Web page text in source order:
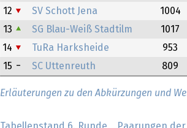
12
SV Schott Jena 1004
13
SG Blau-Weiß Stadtilm 1017
14
TuRa Harksheide 953
15
SC Uttenreuth 809
Erläuterungen zu den Abkürzungen und